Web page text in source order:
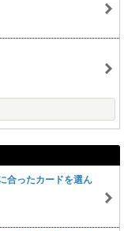
合ったカードを選ん